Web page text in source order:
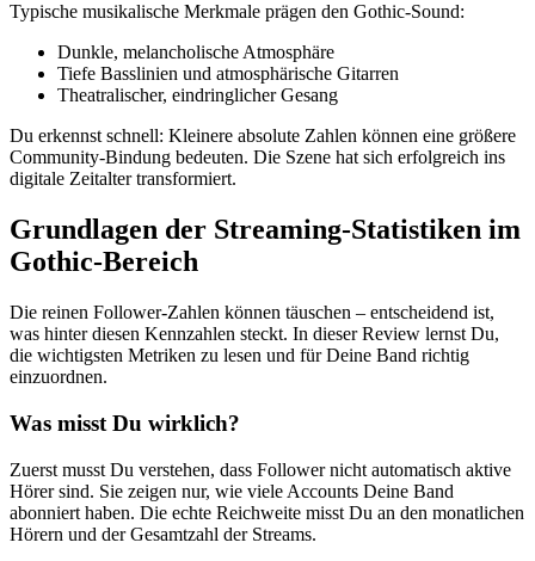
Typische musikalische Merkmale prägen den Gothic-Sound:
Dunkle, melancholische Atmosphäre
Tiefe Basslinien und atmosphärische Gitarren
Theatralischer, eindringlicher Gesang
Du erkennst schnell: Kleinere absolute Zahlen können eine größere
Community-Bindung bedeuten. Die Szene hat sich erfolgreich ins
digitale Zeitalter transformiert.
Grundlagen der Streaming-Statistiken im
Gothic-Bereich
Die reinen Follower-Zahlen können täuschen – entscheidend ist,
was hinter diesen Kennzahlen steckt. In dieser Review lernst Du,
die wichtigsten Metriken zu lesen und für Deine Band richtig
einzuordnen.
Was misst Du wirklich?
Zuerst musst Du verstehen, dass Follower nicht automatisch aktive
Hörer sind. Sie zeigen nur, wie viele Accounts Deine Band
abonniert haben. Die echte Reichweite misst Du an den monatlichen
Hörern und der Gesamtzahl der Streams.